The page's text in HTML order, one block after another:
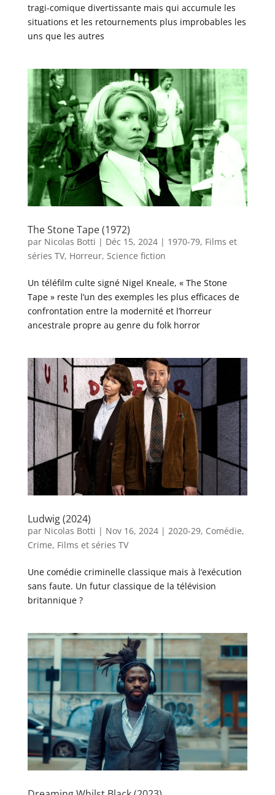
tragi-comique divertissante mais qui accumule les
situations et les retournements plus improbables les
uns que les autres
The Stone Tape (1972)
par Nicolas Botti | Déc 15, 2024| 1970-79, Films et
séries TV, Horreur, Science fiction
Un téléfilm culte signé Nigel Kneale, « The Stone
Tape » reste l’un des exemples les plus efficaces de
confrontation entre la modernité et l’horreur
ancestrale propre au genre du folk horror
Ludwig (2024)
par Nicolas Botti | Nov 16, 2024| 2020-29, Comédie,
Crime, Films et séries TV
Une comédie criminelle classique mais à l’exécution
sans faute. Un futur classique de la télévision
britannique ?